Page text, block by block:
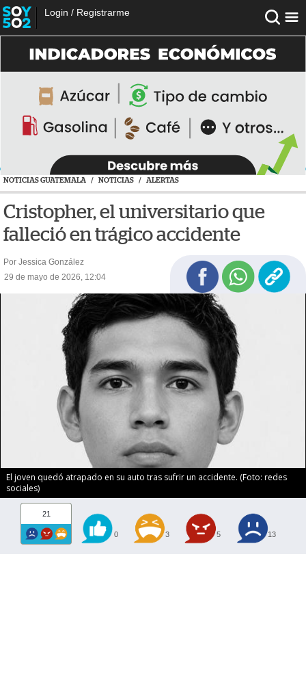
Login / Registrarme
NOTICIAS GUATEMALA / NOTICIAS / ALERTAS
Cristopher, el universitario que
falleció en trágico accidente
Por Jessica González
29 de mayo de 2026, 12:04
El joven quedó atrapado en su auto tras sufrir un accidente. (Foto: redes
sociales)
21
0 3 5 13